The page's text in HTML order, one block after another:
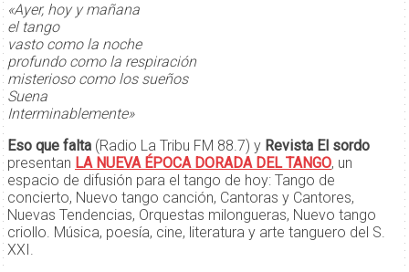
«Ayer, hoy y mañana
el tango
vasto como la noche
profundo como la respiración
misterioso como los sueños
Suena
Interminablemente»
Eso que falta (Radio La Tribu FM 88.7) y Revista El sordo
presentan LA NUEVA ÉPOCA DORADA DEL TANGO, un
espacio de difusión para el tango de hoy: Tango de
concierto, Nuevo tango canción, Cantoras y Cantores,
Nuevas Tendencias, Orquestas milongueras, Nuevo tango
criollo. Música, poesía, cine, literatura y arte tanguero del S.
XXI.